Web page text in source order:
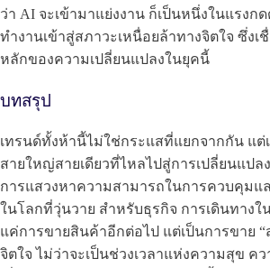
ว่า AI จะเข้ามาแย่งงาน ก็เป็นหนึ่งในแรง
ทำงานเข้าสู่สภาวะเหนื่อยล้าทางจิตใจ ซึ่งเ
หลักของความเปลี่ยนแปลงในยุคนี้
บทสรุป
เทรนด์ทั้งห้านี้ไม่ใช่กระแสที่แยกจากกัน แ
สายใหญ่สายเดียวที่ไหลไปสู่การเปลี่ยนแปล
การแสวงหาความสามารถในการควบคุม
ในโลกที่วุ่นวาย สำหรับธุรกิจ การเดินทาง
แค่การขายสินค้าอีกต่อไป แต่เป็นการขาย “
จิตใจ ไม่ว่าจะเป็นช่วงเวลาแห่งความสุข ค